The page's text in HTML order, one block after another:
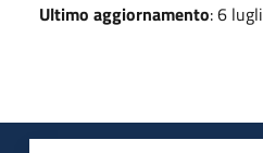
Ultimo aggiornamento: 6